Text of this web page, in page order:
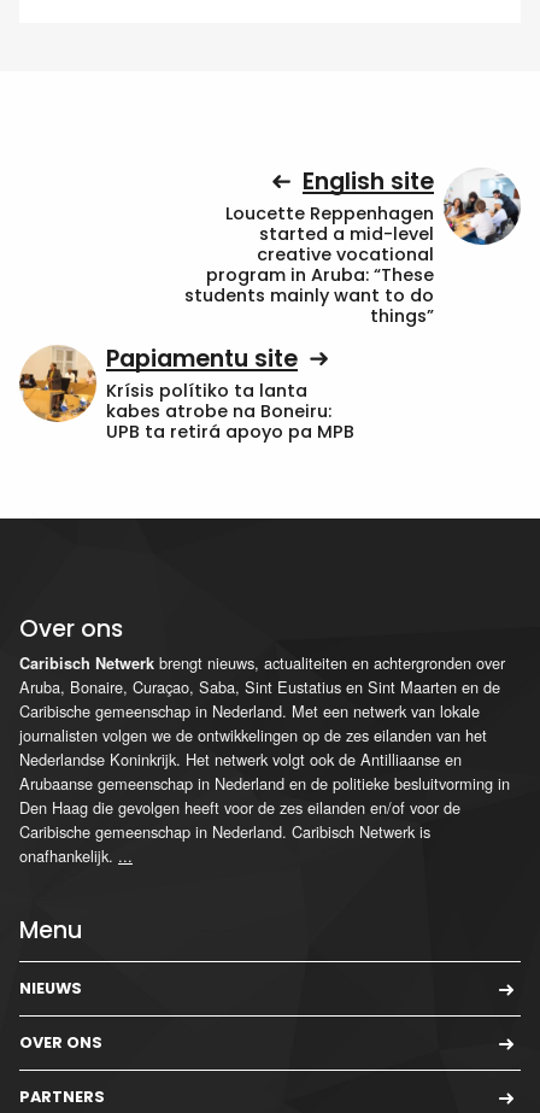
English site
Loucette Reppenhagen
started a mid-level
creative vocational
program in Aruba: “These
students mainly want to do
things”
Papiamentu site
Krísis polítiko ta lanta
kabes atrobe na Boneiru:
UPB ta retirá apoyo pa MPB
Over ons
Caribisch Netwerk brengt nieuws, actualiteiten en achtergronden over
Aruba, Bonaire, Curaçao, Saba, Sint Eustatius en Sint Maarten en de
Caribische gemeenschap in Nederland. Met een netwerk van lokale
journalisten volgen we de ontwikkelingen op de zes eilanden van het
Nederlandse Koninkrijk. Het netwerk volgt ook de Antilliaanse en
Arubaanse gemeenschap in Nederland en de politieke besluitvorming in
Den Haag die gevolgen heeft voor de zes eilanden en/of voor de
Caribische gemeenschap in Nederland. Caribisch Netwerk is
onafhankelijk. ...
Menu
NIEUWS
OVER ONS
PARTNERS